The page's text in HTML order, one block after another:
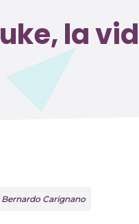
la
Carignano